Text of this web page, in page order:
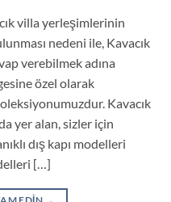
villa yerleşimlerinin
nedeni ile, Kavacık
verebilmek adına
özel olarak
Kavacık
yer alan, sizler için
dış kapı modelleri
[…]